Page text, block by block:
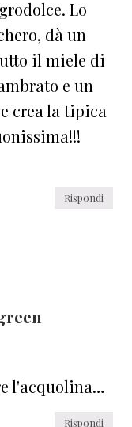
Lo
dà un
il miele di
e un
crea la tipica
Rispondi
l'acquolina…
Rispondi